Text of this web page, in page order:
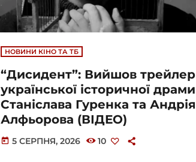
НОВИНИ КІНО ТА ТБ
“Дисидент”: Вийшов трейлер
української історичної драми
Станіслава Гуренка та Андрія
Алфьорова (ВІДЕО)
today 5 СЕРПНЯ, 2026 10